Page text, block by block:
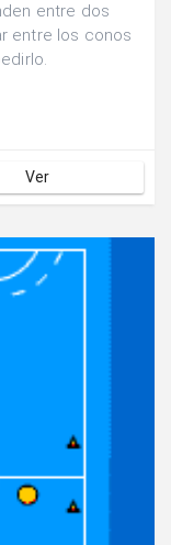
entre dos
entre los conos
Ver